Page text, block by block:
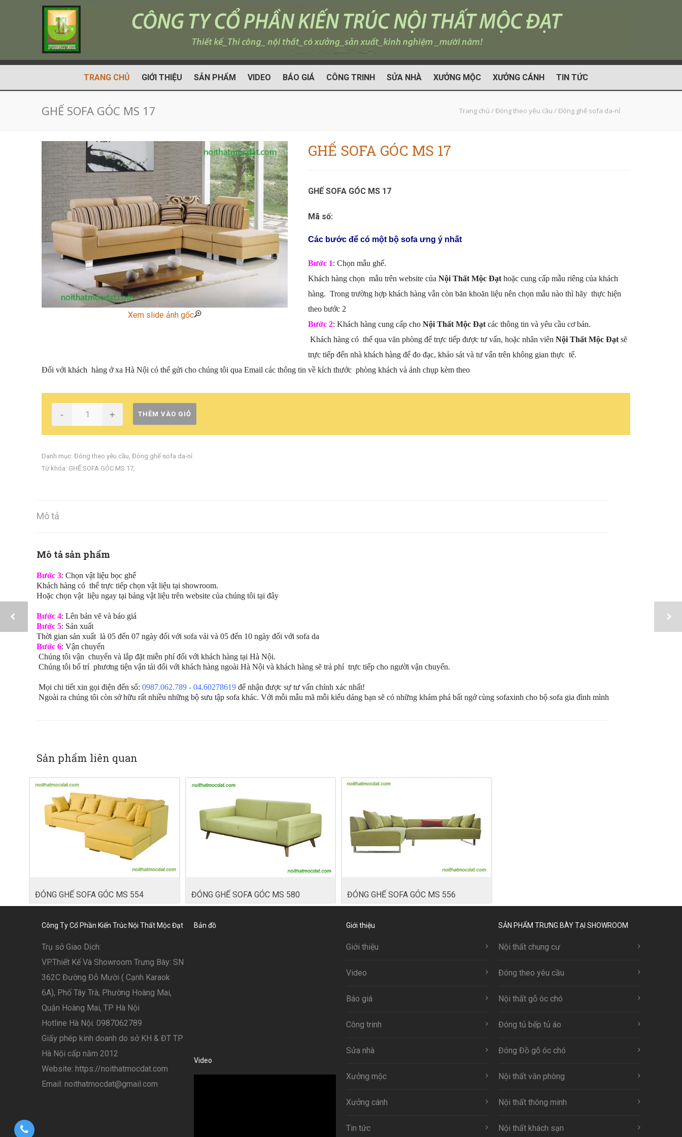
TRANG CHỦ GIỚI THIỆU SẢN PHẨM VIDEO BÁO GIÁ CÔNG TRINH SỬA NHÀ XƯỞNG MỘC XƯỞNG CÁNH TIN TỨC
GHẾ SOFA GÓC MS 17 Trang chủ /Đóng theo yêu cầu /Đóng ghế sofa da-nỉ
Xem slide ảnh gốc
GHẾ SOFA GÓC MS 17
GHẾ SOFA GÓC MS 17
Mã số:
Các bước để có một bộ sofa ưng ý nhất
Bước 1: Chọn mẫu ghế.
Khách hàng chọn mẫu trên website của Nội Thất Mộc Đạt hoặc cung cấp mẫu riêng của khách
hàng. Trong trường hợp khách hàng vẫn còn băn khoăn liệu nên chọn mẫu nào thì hãy thực hiện
theo bước 2
Bước 2: Khách hàng cung cấp cho Nội Thất Mộc Đạt các thông tin và yêu cầu cơ bản.
Khách hàng có thể qua văn phòng để trực tiếp được tư vấn, hoặc nhân viên Nội Thất Mộc Đạt sẽ
trực tiếp đến nhà khách hàng để đo đạc, khảo sát và tư vấn trên không gian thực tế.
Đối với khách hàng ở xa Hà Nội có thể gửi cho chúng tôi qua Email các thông tin về kích thước phòng khách và ảnh chụp kèm theo
- + THÊM VÀO GIỎ
Danh mục: Đóng theo yêu cầu, Đóng ghế sofa da-nỉ
Từ khóa: GHẾ SOFA GÓC MS 17,
Mô tả
Mô tả sản phẩm
Bước 3: Chọn vật liệu bọc ghế
Khách hàng có thể trực tiếp chọn vật liệu tại showroom.
Hoặc chọn vật liệu ngay tại bảng vật liệu trên website của chúng tôi tại đây
Bước 4: Lên bản vẽ và báo giá
Bước 5: Sản xuất
Thời gian sản xuất là 05 đến 07 ngày đối với sofa vải và 05 đến 10 ngày đối với sofa da
Bước 6: Vận chuyển
Chúng tôi vận chuyển và lắp đặt miễn phí đối với khách hàng tại Hà Nội.
Chúng tôi bố trí phương tiện vận tải đối với khách hàng ngoài Hà Nội và khách hàng sẽ trả phí trực tiếp cho người vận chuyển.
Mọi chi tiết xin gọi điện đến số: 0987.062.789 - 04.60278619 để nhận được sự tư vấn chính xác nhất!
Ngoài ra chúng tôi còn sở hữu rất nhiều những bộ sưu tập sofa khác. Với mỗi mẫu mã mỗi kiểu dáng bạn sẽ có những khám phá bất ngở cùng sofaxinh cho bộ sofa gia đình mình
Sản phẩm liên quan
ĐÓNG GHẾ SOFA GÓC MS 554 ĐÓNG GHẾ SOFA GÓC MS 580 ĐÓNG GHẾ SOFA GÓC MS 556
Công Ty Cổ Phần Kiến Trúc Nội Thất Mộc Đạt
Trụ sở Giao Dịch:
VP.Thiết Kế Và Showroom Trưng Bày: SN
362C Đường Đỗ Mười ( Cạnh Karaok
6A), Phố Tây Trà, Phường Hoàng Mai,
Quận Hoàng Mai, TP Hà Nội
Hotline Hà Nội: 0987062789
Giấy phép kinh doanh do sở KH & ĐT TP
Hà Nội cấp năm 2012
Website: https://noithatmocdat.com
Email: noithatmocdat@gmail.com
Bản đồ
Video
Giới thiệu
Giới thiệu
Video
Báo giá
Công trinh
Sửa nhà
Xưởng mộc
Xưởng cánh
Tin tức
SẢN PHẨM TRƯNG BÀY TẠI SHOWROOM
Nội thất chung cư
Đóng theo yêu cầu
Nội thất gỗ óc chó
Đóng tủ bếp tủ áo
Đóng Đồ gỗ óc chó
Nội thất văn phòng
Nội thất thông minh
Nội thất khách sạn